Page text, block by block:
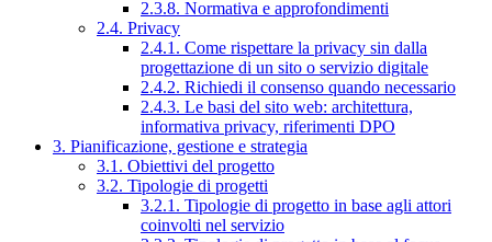
2.3.8. Normativa e approfondimenti
2.4. Privacy
2.4.1. Come rispettare la privacy sin dalla
progettazione di un sito o servizio digitale
2.4.2. Richiedi il consenso quando necessario
2.4.3. Le basi del sito web: architettura,
informativa privacy, riferimenti DPO
3. Pianificazione, gestione e strategia
3.1. Obiettivi del progetto
3.2. Tipologie di progetti
3.2.1. Tipologie di progetto in base agli attori
coinvolti nel servizio